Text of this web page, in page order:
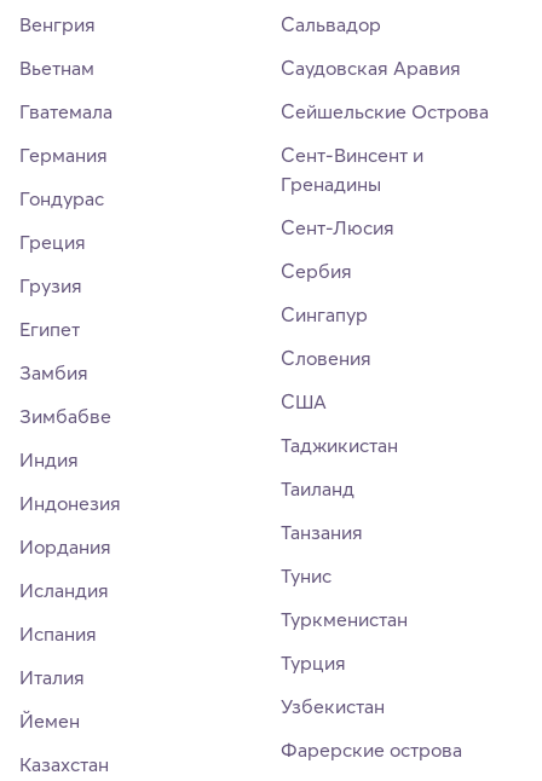
Венгрия
Вьетнам
Гватемала
Германия
Гондурас
Греция
Грузия
Египет
Замбия
Зимбабве
Индия
Индонезия
Иордания
Исландия
Испания
Италия
Йемен
Казахстан
Сальвадор
Саудовская Аравия
Сейшельские Острова
Сент-Винсент и
Гренадины
Сент-Люсия
Сербия
Сингапур
Словения
США
Таджикистан
Таиланд
Танзания
Тунис
Туркменистан
Турция
Узбекистан
Фарерские острова